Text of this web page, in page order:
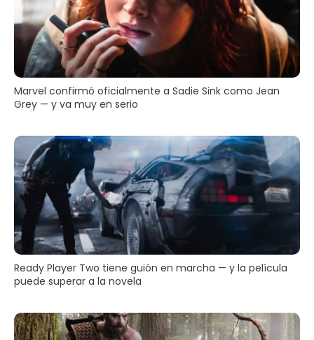
Marvel confirmó oficialmente a Sadie Sink como Jean
Grey — y va muy en serio
Ready Player Two tiene guión en marcha — y la película
puede superar a la novela